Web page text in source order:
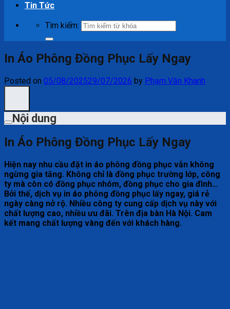
Tin Tức
Tìm kiếm:
In Áo Phông Đồng Phục Lấy Ngay
Posted on 05/08/202529/07/2026 by Phạm Văn Khanh
Nội dung
In Áo Phông Đồng Phục Lấy Ngay
Hiện nay nhu cầu đặt in áo phông đồng phục vẫn không
ngừng gia tăng. Không chỉ là đồng phục trường lớp, công
ty mà còn có đồng phục nhóm, đồng phục cho gia đình…
Bởi thế, dịch vụ in áo phông đồng phục lấy ngay, giá rẻ
ngày càng nở rộ. Nhiều công ty cung cấp dịch vụ này với
chất lượng cao, nhiều ưu đãi. Trên địa bàn Hà Nội. Cam
kết mang chất lượng vàng đến với khách hàng.